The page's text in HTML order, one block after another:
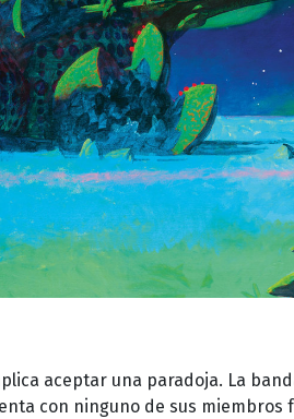
aceptar una paradoja. La
con ninguno de sus miembros